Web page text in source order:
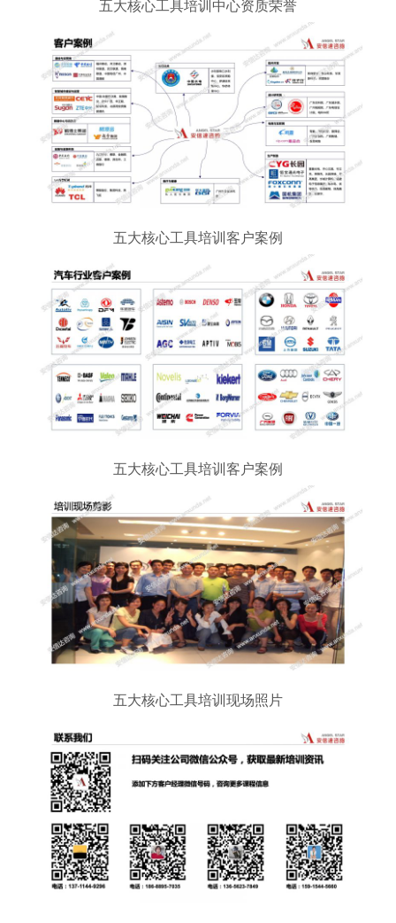
五大核心工具培训中心资质荣誉
五大核心工具培训客户案例
五大核心工具培训客户案例
五大核心工具培训现场照片